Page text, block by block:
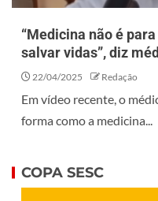
“Medicina não é
salvar vidas”, diz
22/04/2025 Redação
Em vídeo recente, o
forma como a medicina...
COPA SESC